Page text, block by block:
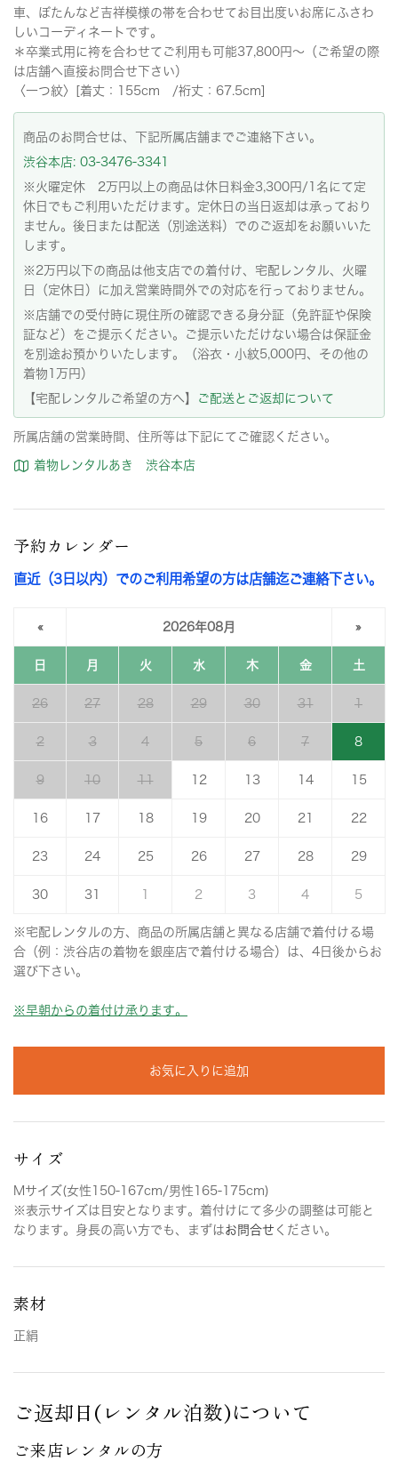
車、ぼたんなど吉祥模様の帯を合わせてお目出度いお席にふさわ
しいコーディネートです。
＊卒業式用に袴を合わせてご利用も可能37,800円～（ご希望の際
は店舗へ直接お問合せ下さい）
〈一つ紋〉[着丈：155cm /裄丈：67.5cm]
商品のお問合せは、下記所属店舗までご連絡下さい。
渋谷本店: 03-3476-3341
※火曜定休 2万円以上の商品は休日料金3,300円/1名にて定
休日でもご利用いただけます。定休日の当日返却は承っており
ません。後日または配送（別途送料）でのご返却をお願いいた
します。
※2万円以下の商品は他支店での着付け、宅配レンタル、火曜
日（定休日）に加え営業時間外での対応を行っておりません。
※店舗での受付時に現住所の確認できる身分証（免許証や保険
証など）をご提示ください。ご提示いただけない場合は保証金
を別途お預かりいたします。（浴衣・小紋5,000円、その他の
着物1万円）
【宅配レンタルご希望の方へ】
ご配送とご返却について
所属店舗の営業時間、住所等は下記にてご確認ください。
着物レンタルあき 渋谷本店
予約カレンダー
直近（3日以内）でのご利用希望の方は店舗迄ご連絡下さい。
« 2026年08月 »
日 月 火 水 木 金 土
26 27 28 29 30 31 1
2 3 4 5 6 7 8
9 10 11 12 13 14 15
16 17 18 19 20 21 22
23 24 25 26 27 28 29
30 31 2 3 4 5
※宅配レンタルの方、商品の所属店舗と異なる店舗で着付ける場
合（例：渋谷店の着物を銀座店で着付ける場合）は、4日後からお
選び下さい。
※早朝からの着付け承ります。
お気に入りに追加
サイズ
Mサイズ(女性150-167cm/男性165-175cm)
※表示サイズは目安となります。着付けにて多少の調整は可能と
なります。身長の高い方でも、まずはお問合せ ください。
素材
正絹
ご返却日(レンタル泊数)について
ご来店レンタルの方